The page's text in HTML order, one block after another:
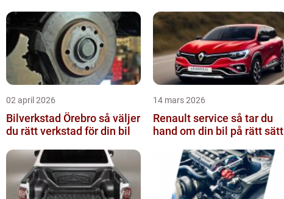
02 april 2026
Bilverkstad Örebro så väljer
du rätt verkstad för din bil
14 mars 2026
Renault service så tar du
hand om din bil på rätt sätt